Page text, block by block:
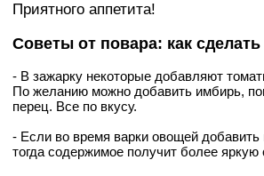
Приятного аппетита!
Советы от повара: как
- В зажарку некоторые добавляют
По желанию можно добавить имбирь,
перец. Все по вкусу.
- Если во время варки овощей добавить
тогда содержимое получит более яркую